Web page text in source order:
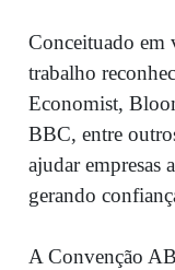
Conceituado em
trabalho
Economist,
BBC, entre
ajudar empresas
gerando
A Convenção